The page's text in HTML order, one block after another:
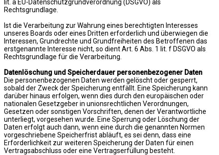
lit. a EU-Datenschutzgrundverordnung (DSGVO) als
Rechtsgrundlage.
Ist die Verarbeitung zur Wahrung eines berechtigten Interesses
unseres Boards oder eines Dritten erforderlich und überwiegen die
Interessen, Grundrechte und Grundfreiheiten des Betroffenen das
erstgenannte Interesse nicht, so dient Art. 6 Abs. 1 lit. f DSGVO als
Rechtsgrundlage für die Verarbeitung.
Datenlöschung und Speicherdauer personenbezogener Daten
Die personenbezogenen Daten werden gelöscht oder gesperrt,
sobald der Zweck der Speicherung entfällt. Eine Speicherung kann
darüber hinaus erfolgen, wenn dies durch den europäischen oder
nationalen Gesetzgeber in unionsrechtlichen Verordnungen,
Gesetzen oder sonstigen Vorschriften, denen der Verantwortliche
unterliegt, vorgesehen wurde. Eine Sperrung oder Löschung der
Daten erfolgt auch dann, wenn eine durch die genannten Normen
vorgeschriebene Speicherfrist abläuft, es sei denn, dass eine
Erforderlichkeit zur weiteren Speicherung der Daten für einen
Vertragsabschluss oder eine Vertragserfüllung besteht.